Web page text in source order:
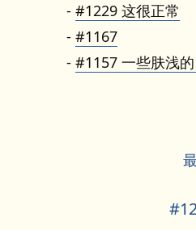
#1229 这很正常
#1167
#1157 一些肤浅的